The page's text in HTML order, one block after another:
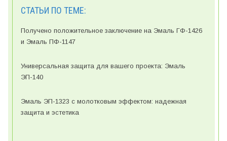
СТАТЬИ ПО ТЕМЕ:
Получено положительное заключение на Эмаль ГФ-1426
и Эмаль ПФ-1147
Универсальная защита для вашего проекта: Эмаль
ЭП-140
Эмаль ЭП-1323 с молотковым эффектом: надежная
защита и эстетика